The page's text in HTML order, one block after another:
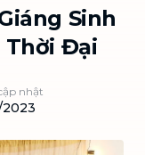
Sinh
Thời Đại
nhật
2023